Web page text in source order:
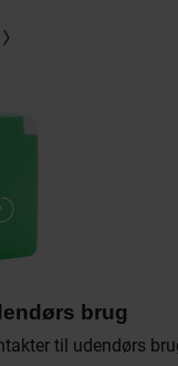
brug
til udendørs